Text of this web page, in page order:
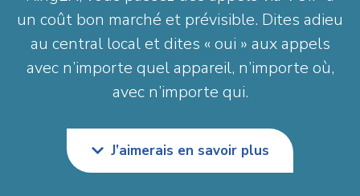
un coût bon marché et prévisible. Dites adieu
au central local et dites « oui » aux appels
avec n’importe quel appareil, n’importe où,
avec n’importe qui.
J’aimerais en savoir plus